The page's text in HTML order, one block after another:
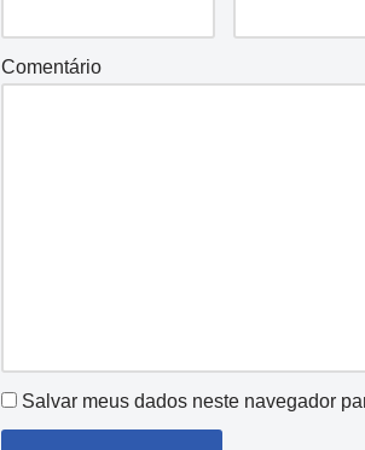
Comentário
Salvar meus dados neste navegador